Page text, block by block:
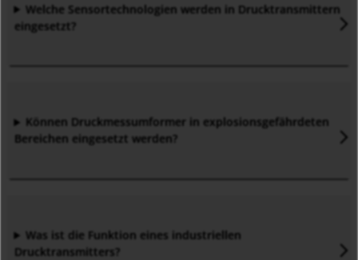
Welche Sensortechnologien werden in Drucktransmittern
eingesetzt ?
Können Druckmessumformer in explosionsgefährdeten
Bereichen eingesetzt werden ?
Was ist die Funktion eines industriellen
Drucktransmitters?